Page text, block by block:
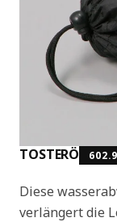
TOSTERÖ
Diese
verlängert die